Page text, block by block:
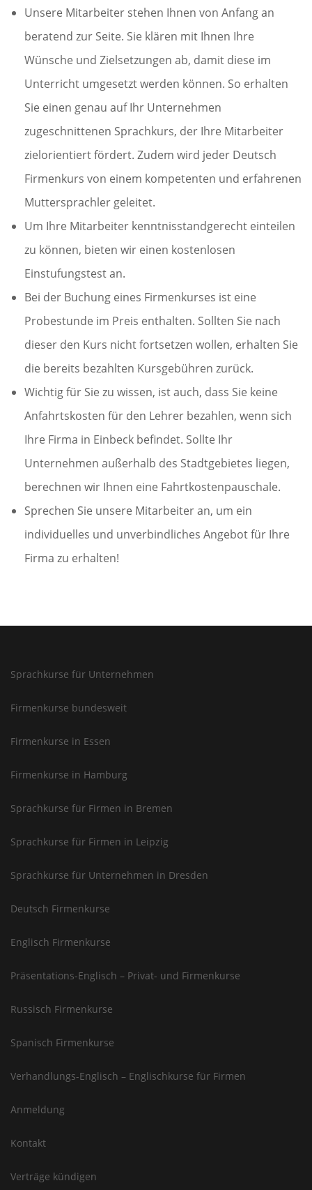
Unsere Mitarbeiter stehen Ihnen von Anfang an
beratend zur Seite. Sie klären mit Ihnen Ihre
Wünsche und Zielsetzungen ab, damit diese im
Unterricht umgesetzt werden können. So erhalten
Sie einen genau auf Ihr Unternehmen
zugeschnittenen Sprachkurs, der Ihre Mitarbeiter
zielorientiert fördert. Zudem wird jeder Deutsch
Firmenkurs von einem kompetenten und erfahrenen
Muttersprachler geleitet.
Um Ihre Mitarbeiter kenntnisstandgerecht einteilen
zu können, bieten wir einen kostenlosen
Einstufungstest an.
Bei der Buchung eines Firmenkurses ist eine
Probestunde im Preis enthalten. Sollten Sie nach
dieser den Kurs nicht fortsetzen wollen, erhalten Sie
die bereits bezahlten Kursgebühren zurück.
Wichtig für Sie zu wissen, ist auch, dass Sie keine
Anfahrtskosten für den Lehrer bezahlen, wenn sich
Ihre Firma in Einbeck befindet. Sollte Ihr
Unternehmen außerhalb des Stadtgebietes liegen,
berechnen wir Ihnen eine Fahrtkostenpauschale.
Sprechen Sie unsere Mitarbeiter an, um ein
individuelles und unverbindliches Angebot für Ihre
Firma zu erhalten!
Sprachkurse für Unternehmen
Firmenkurse bundesweit
Firmenkurse in Essen
Firmenkurse in Hamburg
Sprachkurse für Firmen in Bremen
Sprachkurse für Firmen in Leipzig
Sprachkurse für Unternehmen in Dresden
Deutsch Firmenkurse
Englisch Firmenkurse
Präsentations-Englisch – Privat- und Firmenkurse
Russisch Firmenkurse
Spanisch Firmenkurse
Verhandlungs-Englisch – Englischkurse für Firmen
Anmeldung
Kontakt
Verträge kündigen